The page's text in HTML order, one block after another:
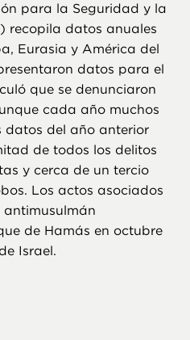
para la Seguridad y la
recopila datos anuales
Eurasia y América del
datos para el
que se denunciaron
cada año muchos
datos del año anterior
de todos los delitos
y cerca de un tercio
Los actos asociados
de Hamás en octubre
Israel.